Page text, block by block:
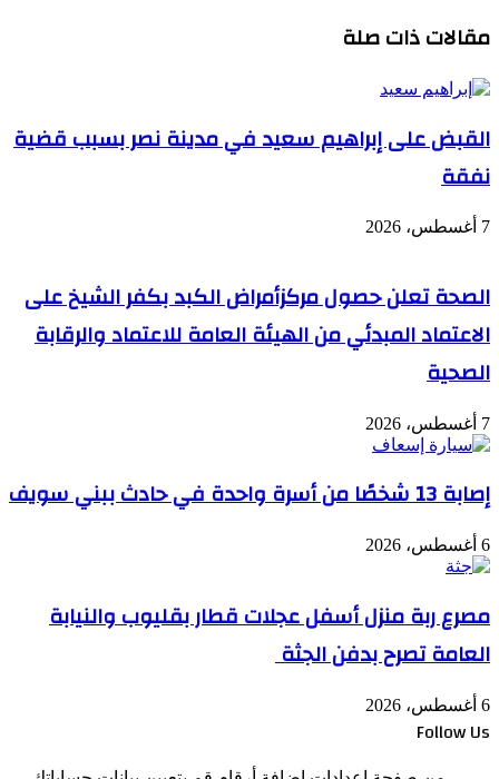
مقالات ذات صلة
القبض على إبراهيم سعيد في مدينة نصر بسبب قضية
نفقة
7 أغسطس، 2026
الصحة تعلن حصول مركزأمراض الكبد بكفر الشيخ على
الاعتماد المبدئي من الهيئة العامة للاعتماد والرقابة
الصحية
7 أغسطس، 2026
إصابة 13 شخصًا من أسرة واحدة في حادث ببني سويف
6 أغسطس، 2026
مصرع ربة منزل أسفل عجلات قطار بقليوب والنيابة
العامة تصرح بدفن الجثة
6 أغسطس، 2026
Follow Us